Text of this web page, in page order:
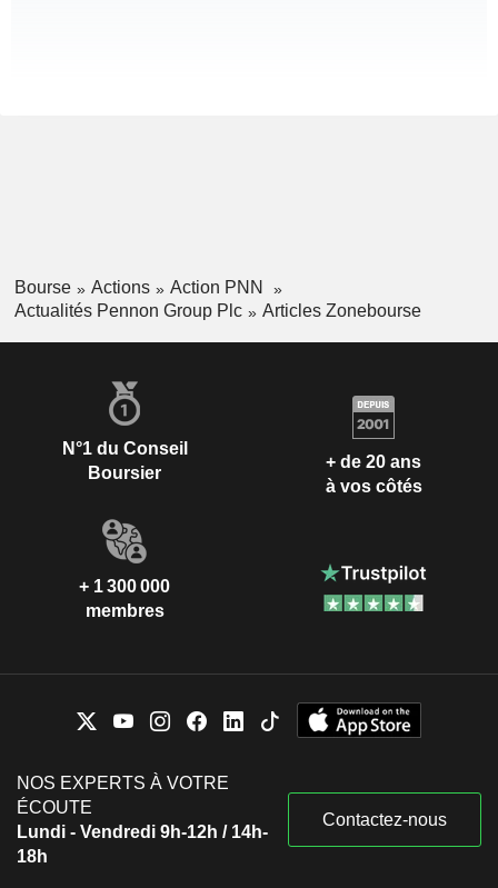
Bourse Actions
Action PNN
Actualités Pennon Group Plc
Articles Zonebourse
N°1 du Conseil
Boursier
+ de 20 ans
à vos côtés
+ 1 300 000
membres
NOS EXPERTS À VOTRE
ÉCOUTE
Lundi - Vendredi 9h-12h / 14h-
18h
Contactez-nous